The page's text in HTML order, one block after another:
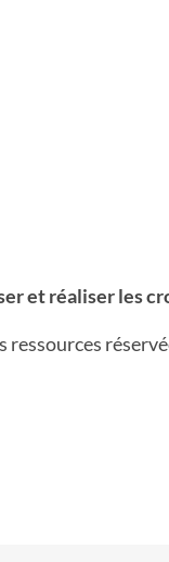
et réaliser les
ressources